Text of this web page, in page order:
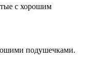
с хорошим
подушечками.